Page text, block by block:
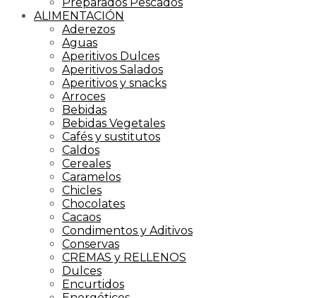
ALIMENTACIÓN
Aderezos
Aguas
Aperitivos Dulces
Aperitivos Salados
Aperitivos y snacks
Arroces
Bebidas
Bebidas Vegetales
Cafés y sustitutos
Caldos
Cereales
Caramelos
Chicles
Chocolates
Cacaos
Condimentos y Aditivos
Conservas
CREMAS y RELLENOS
Dulces
Encurtidos